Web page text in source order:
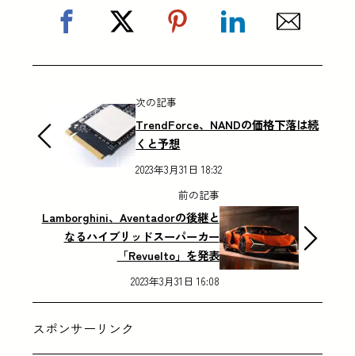
次の記事
TrendForce、NANDの価格下落は続
くと予想
2023年3月31日 18:32
前の記事
Lamborghini、Aventadorの後継と
なるハイブリッドスーパーカー
「Revuelto」を発表
2023年3月31日 16:08
スポンサーリンク